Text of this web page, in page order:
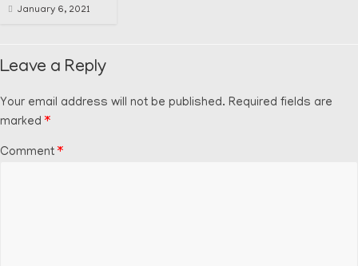
January 6, 2021
Leave a Reply
Your email address will not be published. Required fields are
marked *
Comment *